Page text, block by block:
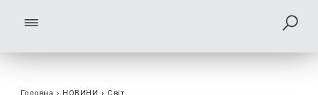
Головна › НОВИНИ › Світ